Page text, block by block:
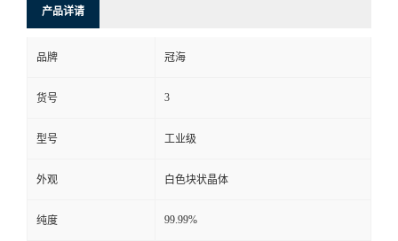
产品详请
品牌 冠海
货号 3
型号 工业级
外观 白色块状晶体
纯度 99.99%